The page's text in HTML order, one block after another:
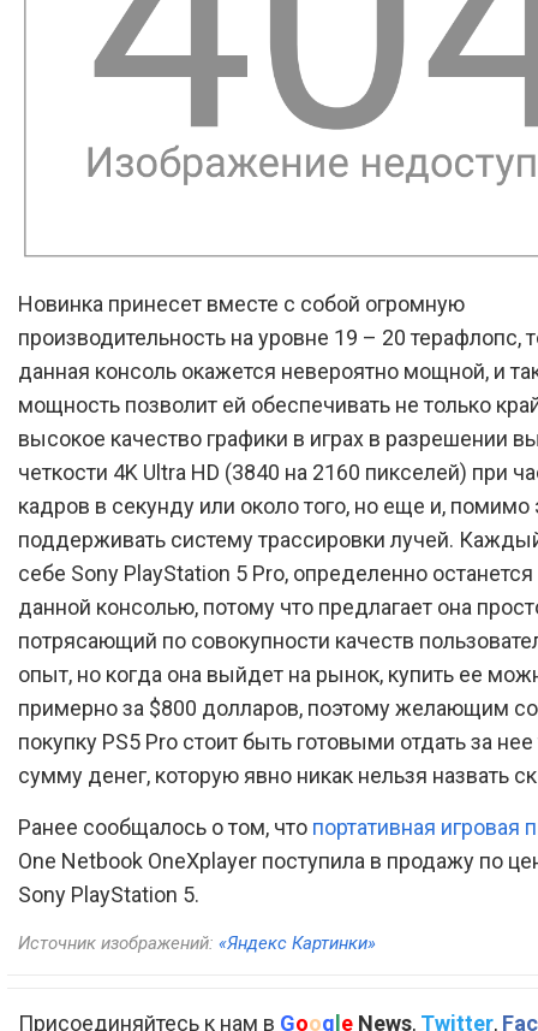
Новинка принесет вместе с собой огромную
производительность на уровне 19 – 20 терафлопс,
данная консоль окажется невероятно мощной, и
мощность позволит ей обеспечивать не только
высокое качество графики в играх в разрешении
четкости 4K Ultra HD (3840 на 2160 пикселей) при
кадров в секунду или около того, но еще и, помимо
поддерживать систему трассировки лучей.
себе Sony PlayStation 5 Pro, определенно
данной консолью, потому что предлагает она
потрясающий по совокупности качеств
опыт, но когда она выйдет на рынок, купить ее
примерно за $800 долларов, поэтому желающим
покупку PS5 Pro стоит быть готовыми отдать за
сумму денег, которую явно никак нельзя назвать
Ранее сообщалось о том, что портативная игровая
One Netbook OneXplayer поступила в продажу по
Sony PlayStation 5.
Источник изображений: «Яндекс Картинки»
Присоединяйтесь к нам в Google News, Twitter,